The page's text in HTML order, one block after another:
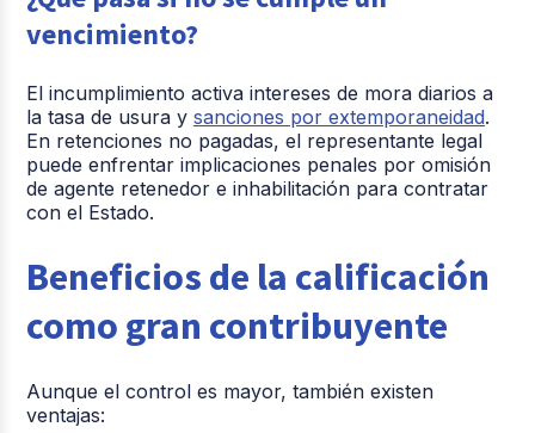
vencimiento?
El incumplimiento activa intereses de mora diarios a
la tasa de usura ysanciones por extemporaneidad.
En retenciones no pagadas, el representante legal
puede enfrentar implicaciones penales por omisión
de agente retenedor e inhabilitación para contratar
con el Estado.
Beneficios de la calificación
como gran contribuyente
Aunque el control es mayor, también existen
ventajas: